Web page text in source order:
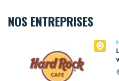
NOS ENTREPRISES
Hard Rock Cafe Bruxelles